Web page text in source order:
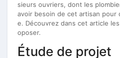
sieurs ouvriers, dont les
avoir besoin de cet artisan pour
e. Découvrez dans cet article
oposer.
Étude de projet